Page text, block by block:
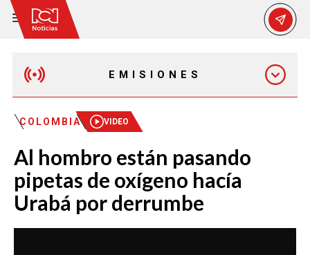
EMISIONES
EMISIÓN 12:30 PM
EMISIÓN 7:00 PM
COLOMBIA VIDEO
Al hombro están pasando
pipetas de oxígeno hacía
Urabá por derrumbe